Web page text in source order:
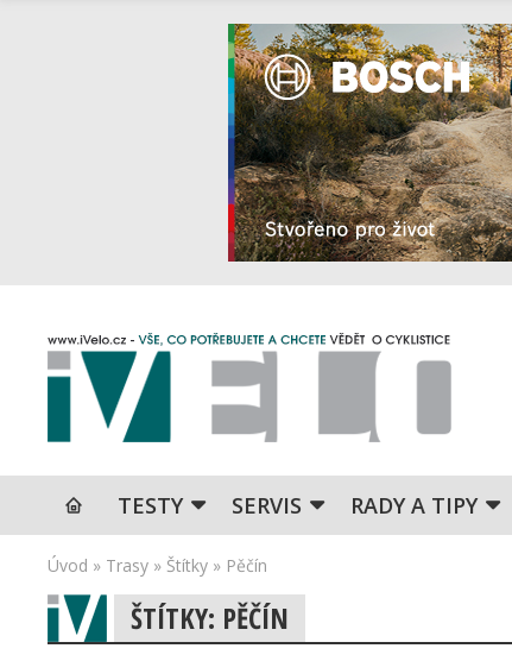
TESTY SERVIS RADY A TIPY
Úvod » Trasy » Štítky » Pěčín
ŠTÍTKY: PĚČÍN